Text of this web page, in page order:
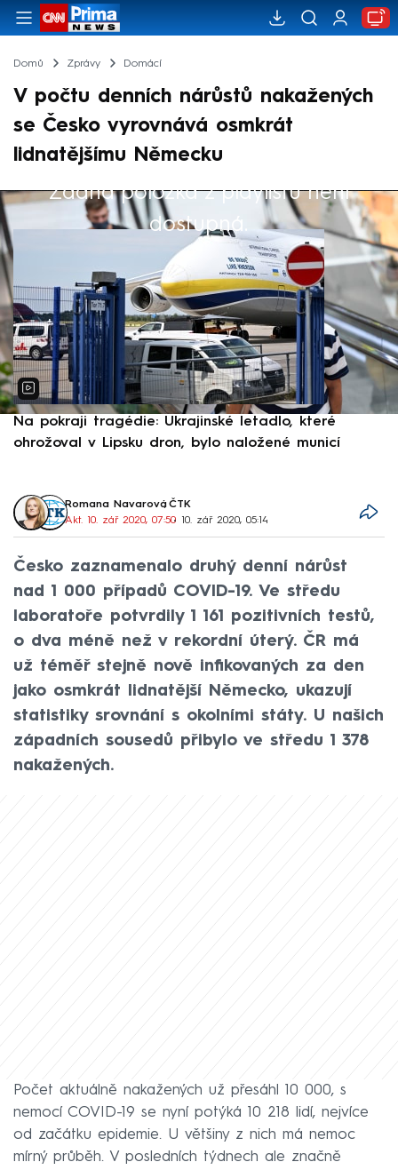
Domů Zprávy Domácí
V počtu denních nárůstů nakažených
se Česko vyrovnává osmkrát
lidnatějšímu Německu
Žádná položka z playlistu není
dostupná.
Výběr redakce
Na pokraji tragédie: Ukrajinské letadlo, které
ohrožoval v Lipsku dron, bylo naložené municí
Romana Navarová, ČTK
Akt. 10. zář 2020, 07:50• 10. zář 2020, 05:14
Česko zaznamenalo druhý denní nárůst
nad 1 000 případů COVID-19. Ve středu
laboratoře potvrdily 1 161 pozitivních testů,
o dva méně než v rekordní úterý. ČR má
už téměř stejně nově infikovaných za den
jako osmkrát lidnatější Německo, ukazují
statistiky srovnání s okolními státy. U našich
západních sousedů přibylo ve středu 1 378
nakažených.
Počet aktuálně nakažených už přesáhl 10 000, s
nemocí COVID-19 se nyní potýká 10 218 lidí, nejvíce
od začátku epidemie. U většiny z nich má nemoc
mírný průběh. V posledních týdnech ale značně